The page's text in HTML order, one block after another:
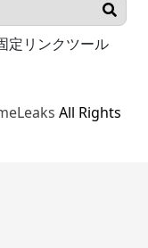
定リンクツール
All Rights